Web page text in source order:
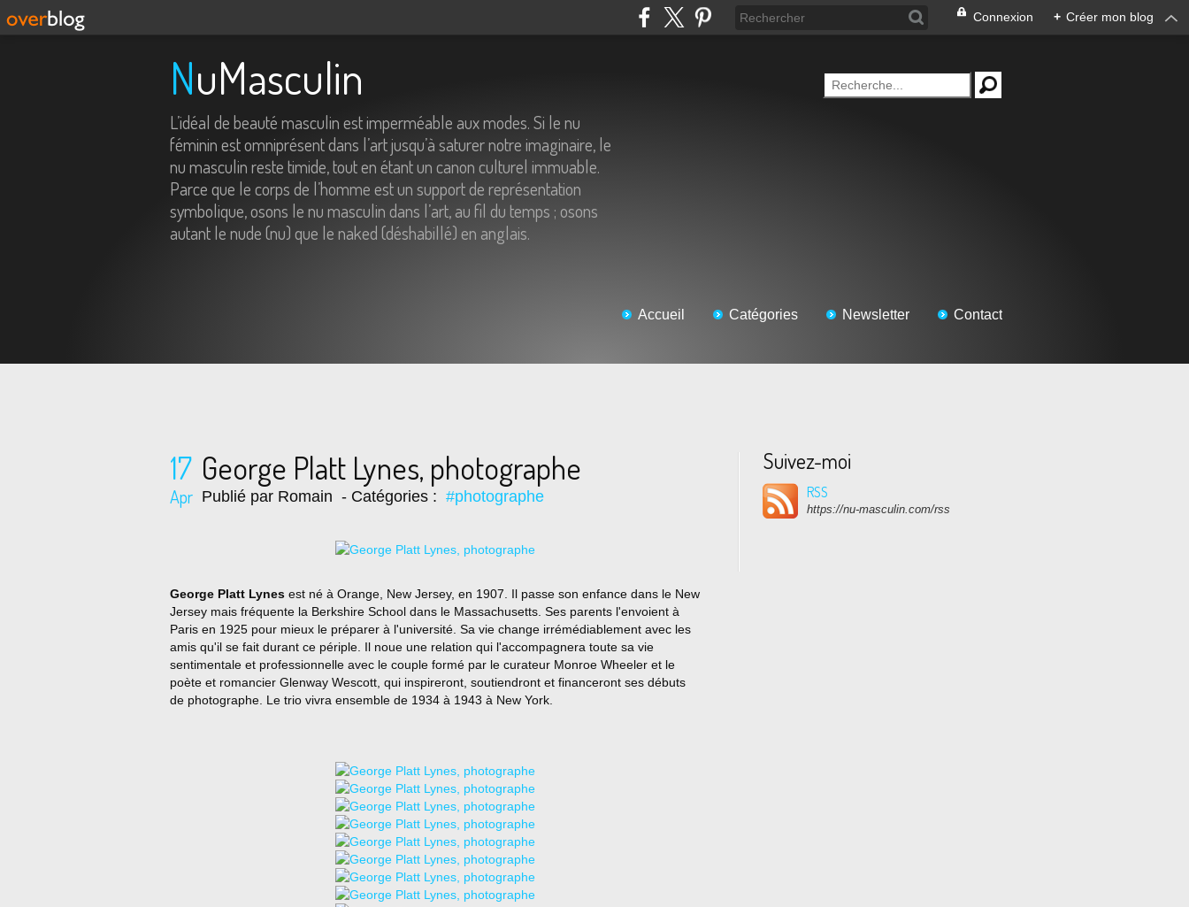
Connexion + Créer mon blog
NuMasculin
L’idéal de beauté masculin est imperméable aux modes. Si le nu
féminin est omniprésent dans l’art jusqu’à saturer notre imaginaire, le
nu masculin reste timide, tout en étant un canon culturel immuable.
Parce que le corps de l’homme est un support de représentation
symbolique, osons le nu masculin dans l’art, au fil du temps ; osons
autant le nude (nu) que le naked (déshabillé) en anglais.
Accueil Catégories Newsletter Contact
17
Apr
George Platt Lynes, photographe
Publié par Romain - Catégories : #photographe
George Platt Lynes est né à Orange, New Jersey, en 1907. Il passe son enfance dans le New
Jersey mais fréquente la Berkshire School dans le Massachusetts. Ses parents l'envoient à
Paris en 1925 pour mieux le préparer à l'université. Sa vie change irrémédiablement avec les
amis qu'il se fait durant ce périple. Il noue une relation qui l'accompagnera toute sa vie
sentimentale et professionnelle avec le couple formé par le curateur Monroe Wheeler et le
poète et romancier Glenway Wescott, qui inspireront, soutiendront et financeront ses débuts
de photographe. Le trio vivra ensemble de 1934 à 1943 à New York.
Suivez-moi
RSS
https://nu-masculin.com/rss